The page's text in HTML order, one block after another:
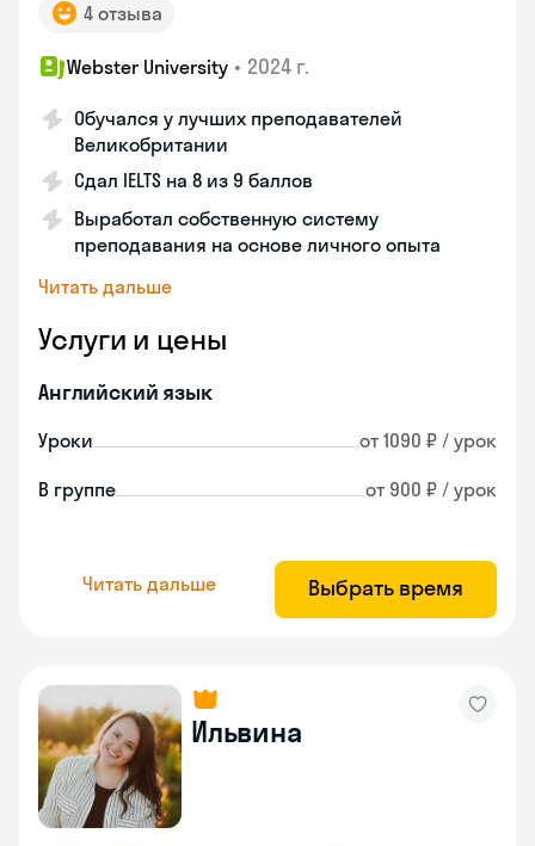
4 отзыва
Webster University • 2024 г.
Обучался у лучших преподавателей
Великобритании
Сдал IELTS на 8 из 9 баллов
Выработал собственную систему
преподавания на основе личного опыта
Читать дальше
Услуги и цены
Английский язык
Уроки от 1090 ₽ / урок
В группе от 900 ₽ / урок
Читать дальше Выбрать время
Ильвина